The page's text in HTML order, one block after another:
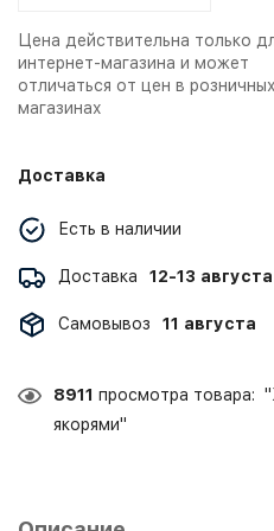
Цена действительна только
интернет-магазина и может
отличаться от цен в розничных
магазинах
Доставка
Есть в наличии
Доставка 12-13 августа
Самовывоз 11 августа
8911 просмотра товара:
якорями"